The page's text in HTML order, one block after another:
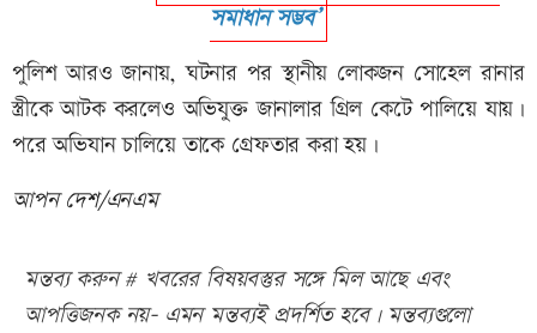
সমাধান সম্ভব’
পুলিশ আরও জানায়, ঘটনার পর স্থানীয় লোকজন সোহেল রানার
স্ত্রীকে আটক করলেও অভিযুক্ত জানালার গ্রিল কেটে পালিয়ে যায়।
পরে অভিযান চালিয়ে তাকে গ্রেফতার করা হয়।
আপন দেশ/এনএম
মন্তব্য করুন # খবরের বিষয়বস্তুর সঙ্গে মিল আছে এবং
আপত্তিজনক নয়- এমন মন্তব্যই প্রদর্শিত হবে। মন্তব্যগুলো